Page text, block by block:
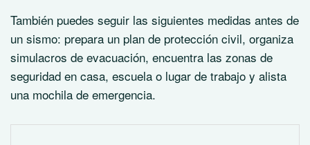
También puedes seguir las siguientes medidas antes de
un sismo: prepara un plan de protección civil, organiza
simulacros de evacuación, encuentra las zonas de
seguridad en casa, escuela o lugar de trabajo y alista
una mochila de emergencia.